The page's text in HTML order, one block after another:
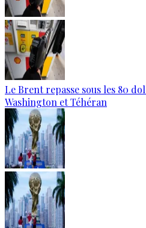
Le Brent repasse sous les 80
Washington et Téhéran